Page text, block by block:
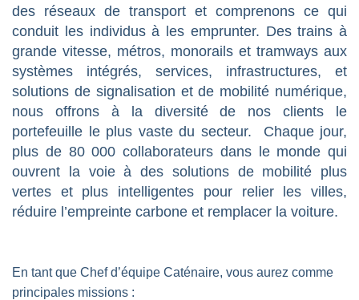
des réseaux de transport et comprenons ce qui
conduit les individus à les emprunter. Des trains à
grande vitesse, métros, monorails et tramways aux
systèmes intégrés, services, infrastructures, et
solutions de signalisation et de mobilité numérique,
nous offrons à la diversité de nos clients le
portefeuille le plus vaste du secteur. Chaque jour,
plus de 80 000 collaborateurs dans le monde qui
ouvrent la voie à des solutions de mobilité plus
vertes et plus intelligentes pour relier les villes,
réduire l’empreinte carbone et remplacer la voiture.
En tant que Chef d’équipe Caténaire, vous aurez comme
principales missions :